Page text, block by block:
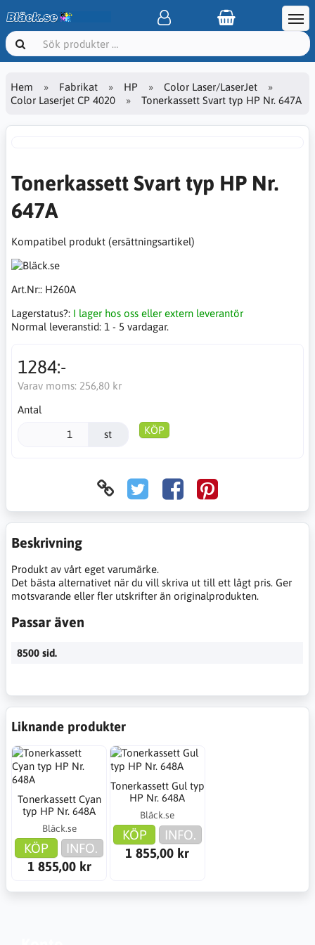
Hem Fabrikat HP
Color Laser/LaserJet
Color Laserjet CP 4020
Tonerkassett Svart typ HP Nr. 647A
Tonerkassett Svart typ HP Nr.
647A
Kompatibel produkt (ersättningsartikel)
Art.Nr:: H260A
Lagerstatus?: I lager hos oss eller extern leverantör
Normal leveranstid: 1 - 5 vardagar.
1284:-
Varav moms: 256,80 kr
Antal
st KÖP
Beskrivning
Produkt av vårt eget varumärke.
Det bästa alternativet när du vill skriva ut till ett lågt pris. Ger
motsvarande eller fler utskrifter än originalprodukten.
Passar även
8500 sid.
Liknande produkter
Tonerkassett Cyan
typ HP Nr. 648A
Bläck.se
KÖP
INFO.
1 855,00 kr
Tonerkassett Gul typ
HP Nr. 648A
Bläck.se
KÖP
INFO.
1 855,00 kr